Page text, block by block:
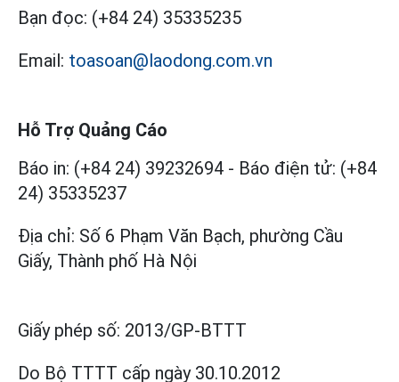
Bạn đọc: (+84 24) 35335235
Email: toasoan@laodong.com.vn
Hỗ Trợ Quảng Cáo
Báo in: (+84 24) 39232694 - Báo điện tử: (+84
24) 35335237
Địa chỉ: Số 6 Phạm Văn Bạch, phường Cầu
Giấy, Thành phố Hà Nội
Giấy phép số: 2013/GP-BTTT
Do Bộ TTTT cấp ngày 30.10.2012